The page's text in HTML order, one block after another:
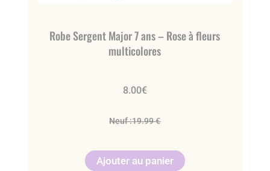
Robe Sergent Major 7 ans – Rose à fleurs
multicolores
8.00€
Neuf :19.99 €
Ajouter au panier